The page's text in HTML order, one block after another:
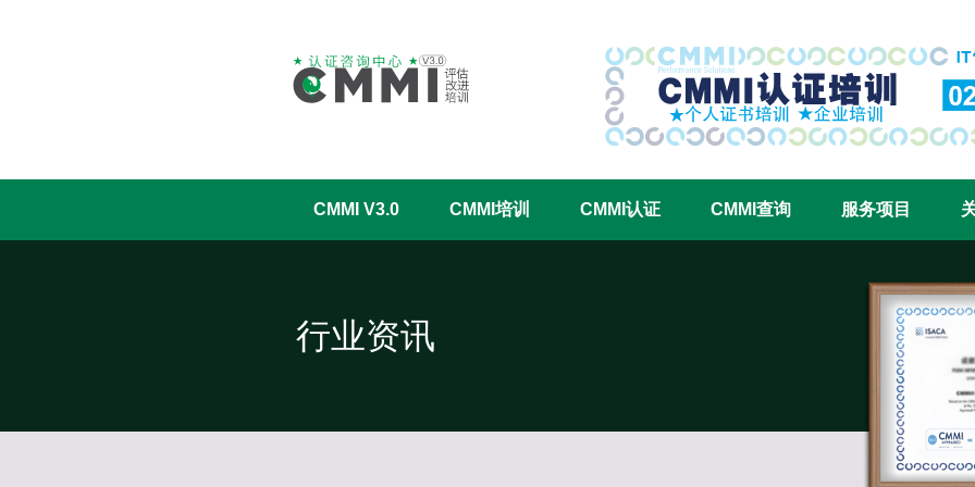
CMMI认证咨询中心官网
CMMI V3.0 CMMI培训 CMMI认证 CMMI查询 服务项目
行业资讯